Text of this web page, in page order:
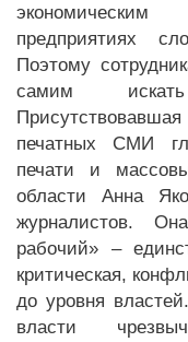
предприятиях
Поэтому
самим
печатных СМИ
печати и
области Анна
журналистов.
рабочий» –
критическая,
до уровня
власти